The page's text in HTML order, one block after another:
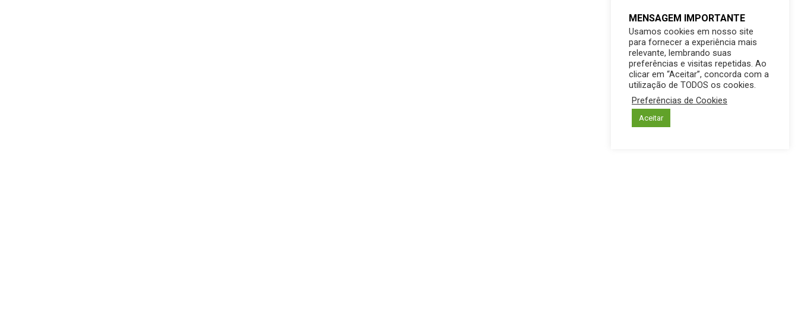
MENSAGEM IMPORTANTE
Usamos cookies em nosso site
para fornecer a experiência mais
relevante, lembrando suas
preferências e visitas repetidas. Ao
clicar em “Aceitar”, concorda com a
utilização de TODOS os cookies.
Preferências de Cookies
Aceitar